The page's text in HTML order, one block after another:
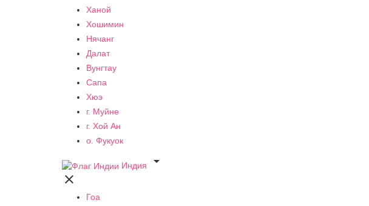
Ханой
Хошимин
Нячанг
Далат
Вунгтау
Сапа
Хюэ
г. Муйне
г. Хой Ан
о. Фукуок
Индия


Гоа